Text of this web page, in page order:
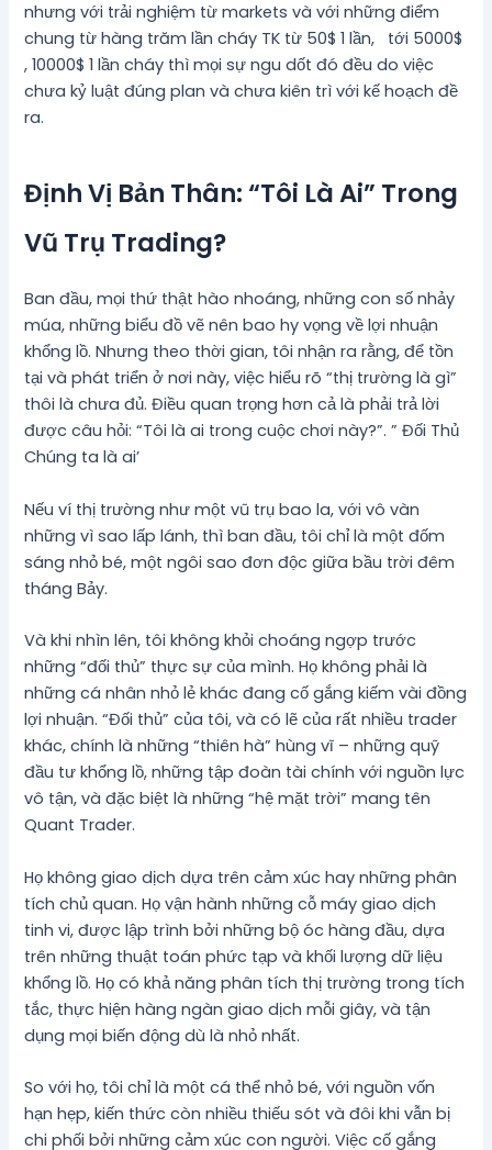
nhưng với trải nghiệm từ markets và với những điểm
chung từ hàng trăm lần cháy TK từ 50$ 1 lần, tới 5000$
, 10000$ 1 lần cháy thì mọi sự ngu dốt đó đều do việc
chưa kỷ luật đúng plan và chưa kiên trì với kế hoạch đề
ra.
Định Vị Bản Thân: “Tôi Là Ai” Trong
Vũ Trụ Trading?
Ban đầu, mọi thứ thật hào nhoáng, những con số nhảy
múa, những biểu đồ vẽ nên bao hy vọng về lợi nhuận
khổng lồ. Nhưng theo thời gian, tôi nhận ra rằng, để tồn
tại và phát triển ở nơi này, việc hiểu rõ “thị trường là gì”
thôi là chưa đủ. Điều quan trọng hơn cả là phải trả lời
được câu hỏi: “Tôi là ai trong cuộc chơi này?”. ” Đối Thủ
Chúng ta là ai’
Nếu ví thị trường như một vũ trụ bao la, với vô vàn
những vì sao lấp lánh, thì ban đầu, tôi chỉ là một đốm
sáng nhỏ bé, một ngôi sao đơn độc giữa bầu trời đêm
tháng Bảy.
Và khi nhìn lên, tôi không khỏi choáng ngợp trước
những “đối thủ” thực sự của mình. Họ không phải là
những cá nhân nhỏ lẻ khác đang cố gắng kiếm vài đồng
lợi nhuận. “Đối thủ” của tôi, và có lẽ của rất nhiều trader
khác, chính là những “thiên hà” hùng vĩ – những quỹ
đầu tư khổng lồ, những tập đoàn tài chính với nguồn lực
vô tận, và đặc biệt là những “hệ mặt trời” mang tên
Quant Trader.
Họ không giao dịch dựa trên cảm xúc hay những phân
tích chủ quan. Họ vận hành những cỗ máy giao dịch
tinh vi, được lập trình bởi những bộ óc hàng đầu, dựa
trên những thuật toán phức tạp và khối lượng dữ liệu
khổng lồ. Họ có khả năng phân tích thị trường trong tích
tắc, thực hiện hàng ngàn giao dịch mỗi giây, và tận
dụng mọi biến động dù là nhỏ nhất.
So với họ, tôi chỉ là một cá thể nhỏ bé, với nguồn vốn
hạn hẹp, kiến thức còn nhiều thiếu sót và đôi khi vẫn bị
chi phối bởi những cảm xúc con người. Việc cố gắng